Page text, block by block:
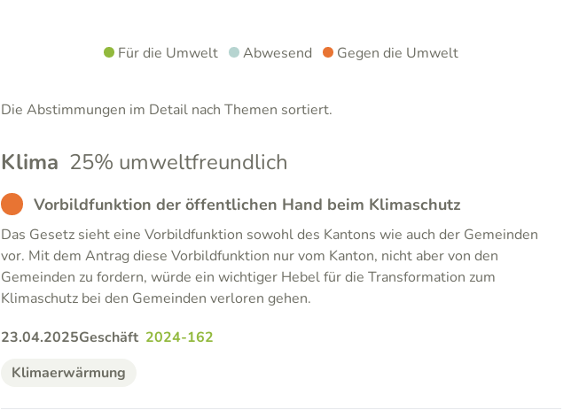
Für die Umwelt Abwesend Gegen die Umwelt
Die Abstimmungen im Detail nach Themen sortiert.
Klima 25% umweltfreundlich
BADVorbildfunktion der öffentlichen Hand beim Klimaschutz
Das Gesetz sieht eine Vorbildfunktion sowohl des Kantons wie auch der Gemeinden
vor. Mit dem Antrag diese Vorbildfunktion nur vom Kanton, nicht aber von den
Gemeinden zu fordern, würde ein wichtiger Hebel für die Transformation zum
Klimaschutz bei den Gemeinden verloren gehen.
23.04.2025Geschäft 2024-162
Klimaerwärmung